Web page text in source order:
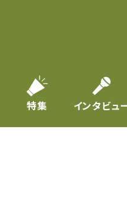
特集 インタビュ